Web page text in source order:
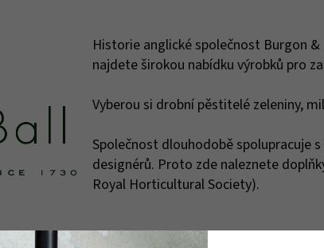
Historie anglické společnost Burgon
najdete širokou nabídku výrobků pro
Vyberou si drobní pěstitelé zeleniny,
Společnost dlouhodobě spolupracuje
designérů. Proto zde naleznete
Royal Horticultural Society).